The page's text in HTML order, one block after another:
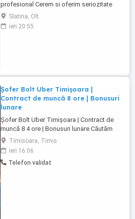
profesional Cerem si oferim seriozitate
Condiții superioare de lucru Salarizare
atractiva Logan mcv 2020 instalație gaz
Șoferi ptr internațional Mercedes sprinter
Slatina, Olt
ieri 20:55
Șofer Bolt Uber Timișoara |
Contract de muncă 8 ore | Bonusuri
lunare
Șofer Bolt Uber Timișoara | Contract de
muncă 8 4 ore | Bonusuri lunare Căutăm
șoferi serioși pentru colaborare pe
platformele Bolt și Uber în Timișoara.
Colaborarea este destinată șoferilor care
dețin un autoturism propriu, eligibil pentru
Timisoara, Timis
ieri 16:06
Telefon validat